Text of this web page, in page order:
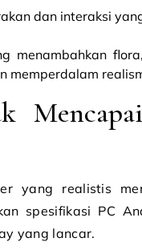
dan interaksi
menambahkan
memperdalam
yang realistis
spesifikasi PC
yang lancar.